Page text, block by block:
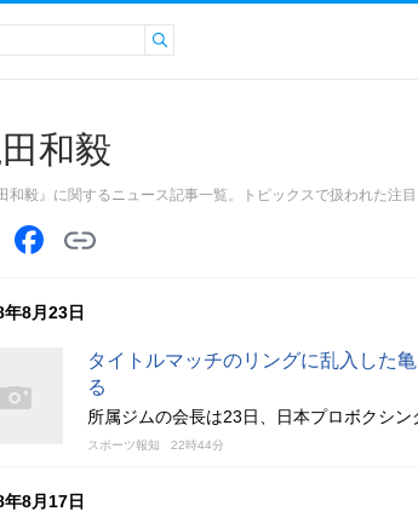
和毅
和毅』に関するニュース記事一覧。トピックスで扱われた注
8月23日
タイトルマッチのリングに乱入した
る
所属ジムの会長は23日、日本プロボクシ
スポーツ報知 22時44分
8月17日